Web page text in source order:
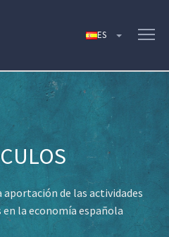
aportación de las actividades
la economía española